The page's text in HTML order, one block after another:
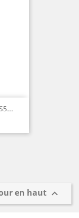
en haut 